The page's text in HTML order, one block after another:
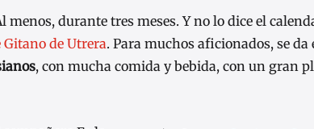
menos, durante tres meses. Y no lo dice el
Gitano de Utrera. Para muchos aficionados, se da
, con mucha comida y bebida, con un gran